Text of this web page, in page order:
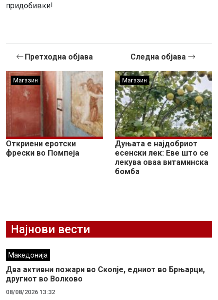
придобивки!
Претходна објава
Магазин
Откриени еротски
фрески во Помпеја
Следна објава
Магазин
Дуњата е најдобриот
есенски лек: Еве што се
лекува оваа витаминска
бомба
Најнови вести
Македонија
Два активни пожари во Скопје, едниот во Брњарци,
другиот во Волково
08/08/2026 13:32